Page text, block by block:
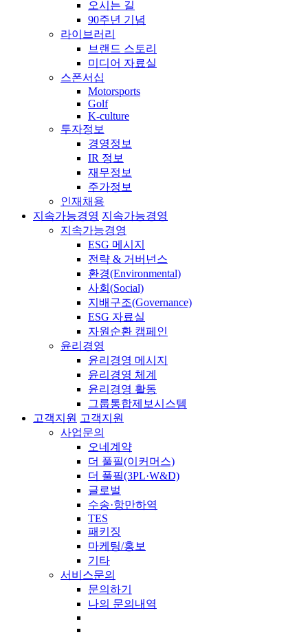
오시는 길
90주년 기념
라이브러리
브랜드 스토리
미디어 자료실
스폰서십
Motorsports
Golf
K-culture
투자정보
경영정보
IR 정보
재무정보
주가정보
인재채용
지속가능경영 지속가능경영
지속가능경영
ESG 메시지
전략 & 거버넌스
환경(Environmental)
사회(Social)
지배구조(Governance)
ESG 자료실
자원순환 캠페인
윤리경영
윤리경영 메시지
윤리경영 체계
윤리경영 활동
그룹통합제보시스템
고객지원 고객지원
사업문의
오네계약
더 풀필(이커머스)
더 풀필(3PL·W&D)
글로벌
수송·항만하역
TES
패키징
마케팅/홍보
기타
서비스문의
문의하기
나의 문의내역